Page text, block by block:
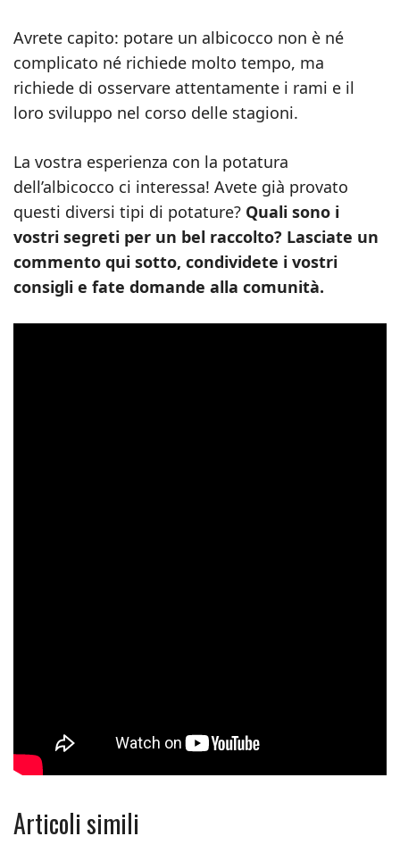
Avrete capito: potare un albicocco non è né
complicato né richiede molto tempo, ma
richiede di osservare attentamente i rami e il
loro sviluppo nel corso delle stagioni.
La vostra esperienza con la potatura
dell’albicocco ci interessa! Avete già provato
questi diversi tipi di potature? Quali sono i
vostri segreti per un bel raccolto? Lasciate un
commento qui sotto, condividete i vostri
consigli e fate domande alla comunità.
Articoli simili